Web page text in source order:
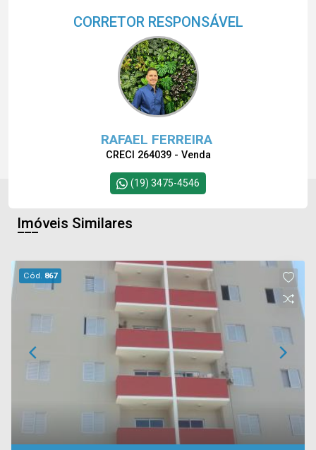
CORRETOR RESPONSÁVEL
RAFAEL FERREIRA
CRECI 264039 - Venda
(19) 3475-4546
Imóveis Similares
Cód. 867